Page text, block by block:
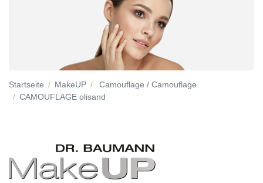
Startseite MakeUP
Camouflage / Camouflage
CAMOUFLAGE olisand